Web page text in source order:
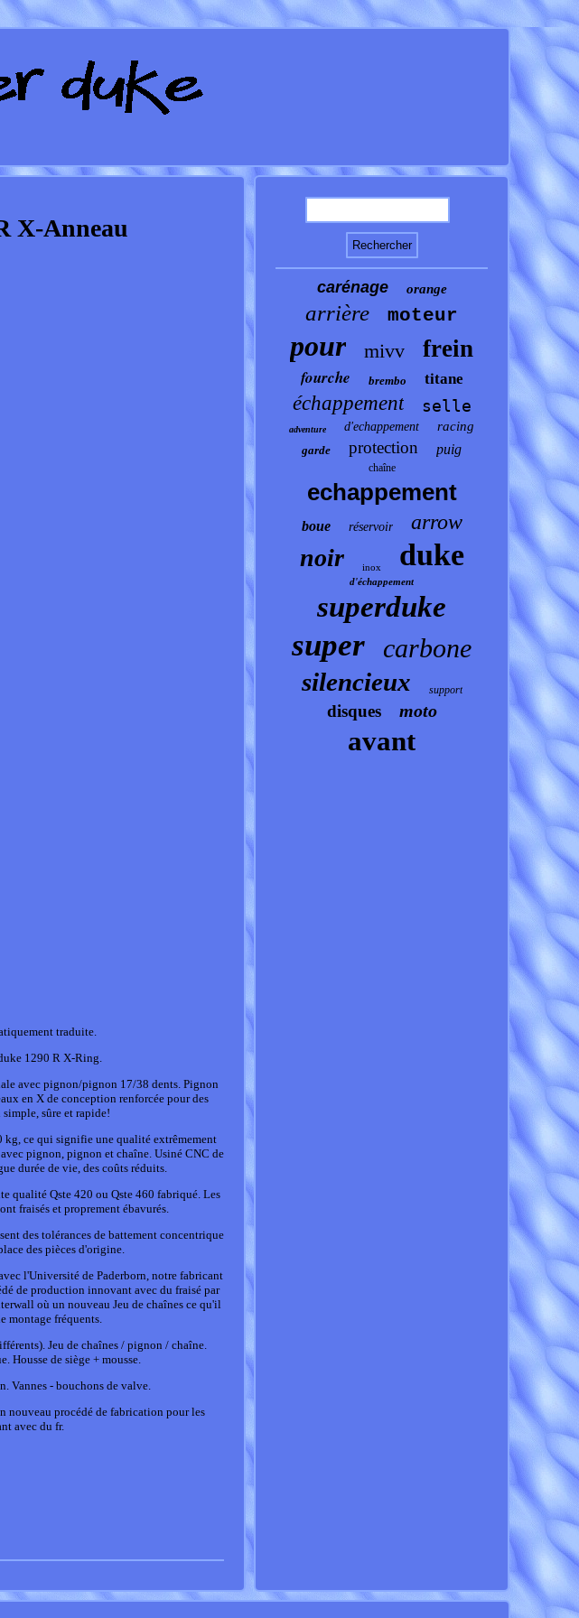
X-Anneau
traduite.
1290 R X-Ring.
avec pignon/pignon 17/38 dents. Pignon
en X de conception renforcée pour des
sûre et rapide!
kg, ce qui signifie une qualité extrêmement
pignon, pignon et chaîne. Usiné CNC de
durée de vie, des coûts réduits.
qualité Qste 420 ou Qste 460 fabriqué. Les
fraisés et proprement ébavurés.
des tolérances de battement concentrique
des pièces d'origine.
l'Université de Paderborn, notre fabricant
de production innovant avec du fraisé par
où un nouveau Jeu de chaînes ce qu'il
montage fréquents.
Jeu de chaînes / pignon / chaîne.
Housse de siège + mousse.
Vannes - bouchons de valve.
nouveau procédé de fabrication pour les
avec du fr.
carénage orange
arrière moteur
pour mivv frein
fourche brembo titane
échappement selle
adventure d'echappement racing
garde protection puig
chaîne
echappement
boue réservoir arrow
noir inox duke
d'échappement
superduke
super carbone
silencieux support
disques moto
avant